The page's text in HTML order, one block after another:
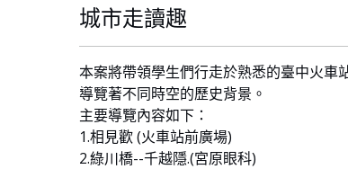
城市走讀趣
本案將帶領學生們行走於熟悉的臺中火車
導覽著不同時空的歷史背景。
主要導覽內容如下：
1.相見歡 (火車站前廣場)
2.綠川橋--千越隱.(宮原眼科)